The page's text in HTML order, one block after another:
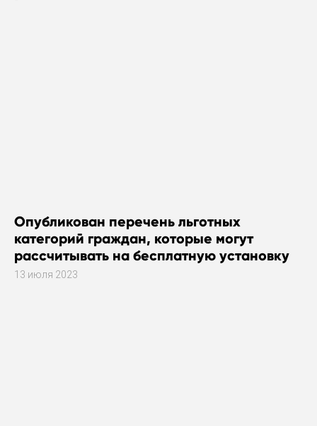
Опубликован перечень льготных
категорий граждан, которые могут
рассчитывать на бесплатную установку
газового оборудования
13 июля 2023